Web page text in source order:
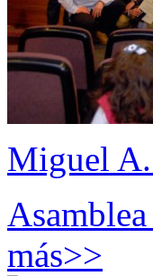
Miguel
más>>